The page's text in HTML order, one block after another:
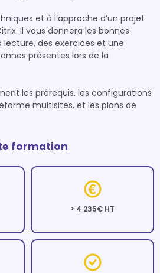
et à l’approche d’un projet
Il vous donnera les bonnes
des exercices et une
présentes lors de la
les prérequis, les configurations
multisites, et les plans de
formation
> 4 235€ HT